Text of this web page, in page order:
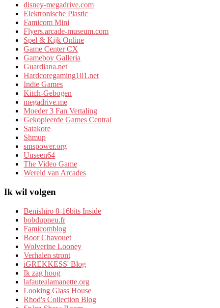
disney-megadrive.com
Elektronische Plastic
Famicom Mini
Flyers.arcade-museum.com
Spel & Kijk Online
Game Center CX
Gameboy Galleria
Guardiana.net
Hardcoregaming101.net
Indie Games
Kitch-Gebogen
megadrive.me
Moeder 3 Fan Vertaling
Gekopieerde Games Central
Satakore
Shmup
smspower.org
Unseen64
The Video Game
Wereld van Arcades
Ik wil volgen
Benishiro 8-16bits Inside
bobdupneu.fr
Famicomblog
Boor Chavouet
Wolverine Looney
Verhalen stront
iGREKKESS' Blog
Ik zag hoog
lafautealamanette.org
Looking Glass House
Rhod's Collection Blog